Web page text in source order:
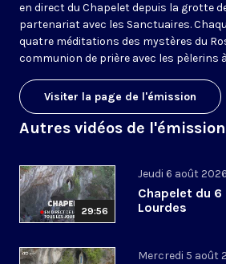
en direct du Chapelet depuis la grotte
partenariat avec les Sanctuaires.
quatre méditations des mystères du
communion de prière avec les pèlerins
Visiter la page de l'émission
Autres vidéos de l'émission
29:56
Jeudi 6 août 2026
Chapelet du
Lourdes
Mercredi 5 août